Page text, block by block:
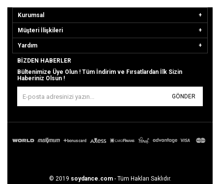
Kurumsal
Müşteri İlişkileri
Yardım
BIZDEN HABERLER
Bültenimize Üye Olun ! Tüm İndirim ve Fırsatlardan İlk Sizin
Haberiniz Olsun !
GÖNDER
© 2019 soydance.com- Tüm Hakları Saklıdır.